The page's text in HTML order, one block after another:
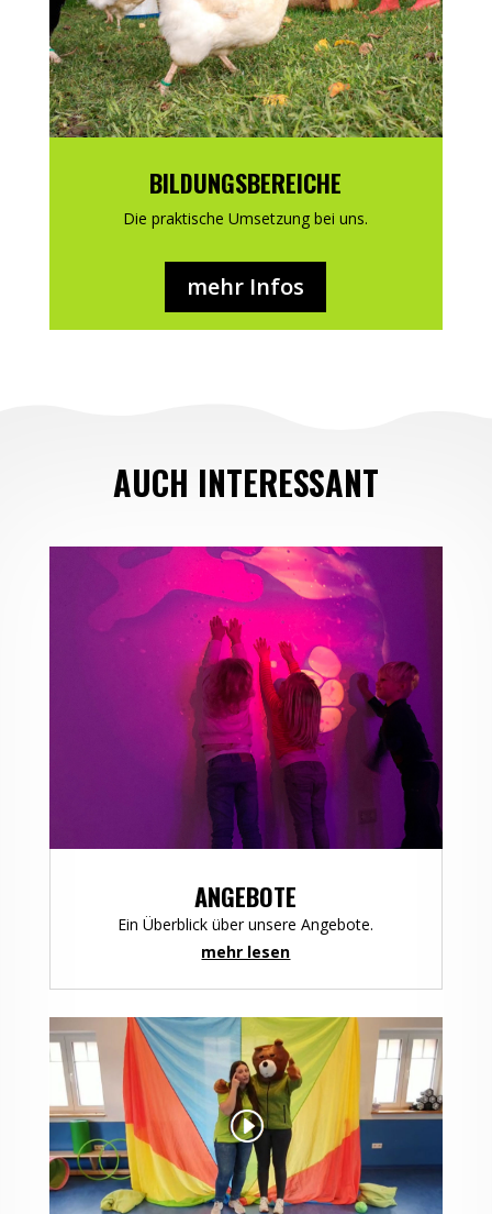
BILDUNGSBEREICHE
Die praktische Umsetzung bei uns.
mehr Infos
AUCH INTERESSANT
ANGEBOTE
Ein Überblick über unsere Angebote.
mehr lesen